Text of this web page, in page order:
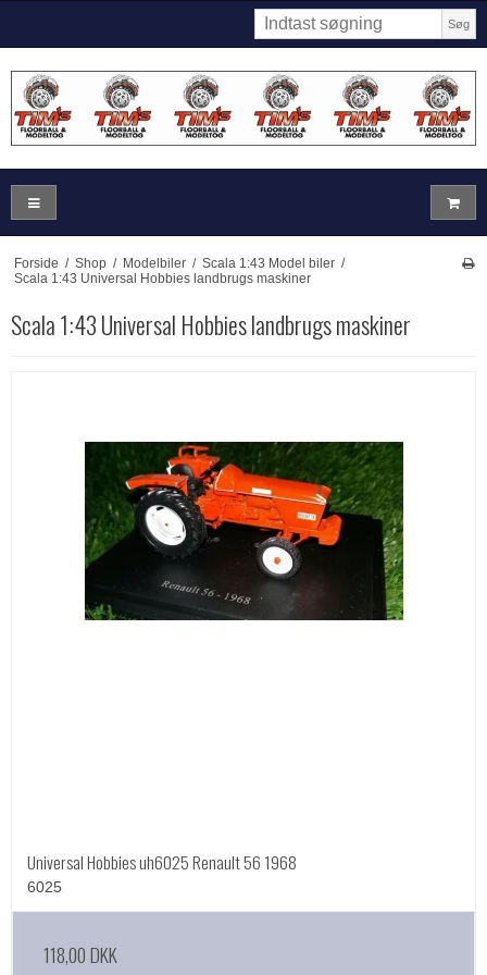
Søg
Forside / Shop / Modelbiler / Scala 1:43 Model biler /
Scala 1:43 Universal Hobbies landbrugs maskiner
Scala 1:43 Universal Hobbies landbrugs maskiner
Universal Hobbies uh6025 Renault 56 1968
6025
118,00 DKK